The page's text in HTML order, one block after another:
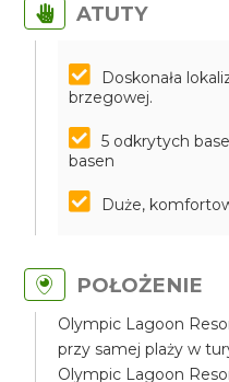
ATUTY
Doskonała
brzegowej.
5 odkrytych
basen
Duże,
POŁOŻENIE
Olympic Lagoon
przy samej plaży w
Olympic Lagoon